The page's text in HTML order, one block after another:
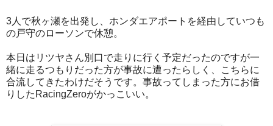
3人で秋ヶ瀬を出発し、ホンダエアポートを経由していつも
の戸守のローソンで休憩。
本日はリツヤさん別口で走りに行く予定だったのですが一
緒に走るつもりだった方が事故に遭ったらしく、こちらに
合流してきたわけだそうです。事故ってしまった方にお借
りしたRacingZeroがかっこいい。